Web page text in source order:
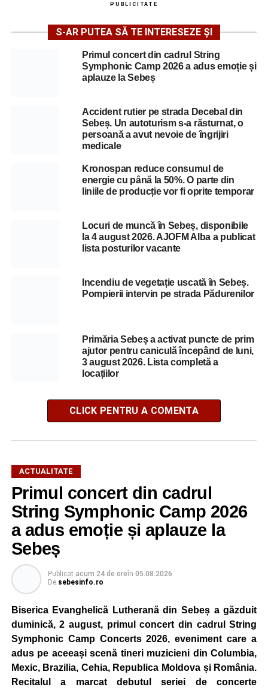
PUBLICITATE
S-AR PUTEA SĂ TE INTERESEZE ȘI
Primul concert din cadrul String
Symphonic Camp 2026 a adus emoție și
aplauze la Sebeș
Accident rutier pe strada Decebal din
Sebeș. Un autoturism s-a răsturnat, o
persoană a avut nevoie de îngrijiri
medicale
Kronospan reduce consumul de
energie cu până la 50%. O parte din
liniile de producție vor fi oprite temporar
Locuri de muncă în Sebeș, disponibile
la 4 august 2026. AJOFM Alba a publicat
lista posturilor vacante
Incendiu de vegetație uscată în Sebeș.
Pompierii intervin pe strada Pădurenilor
Primăria Sebeș a activat puncte de prim
ajutor pentru caniculă începând de luni,
3 august 2026. Lista completă a
locațiilor
CLICK PENTRU A COMENTA
ACTUALITATE
Primul concert din cadrul
String Symphonic Camp 2026
a adus emoție și aplauze la
Sebeș
Publicat acum 24 de oreîn 05.08.2026
De sebesinfo.ro
Biserica Evanghelică Lutherană din Sebeș a găzduit
duminică, 2 august, primul concert din cadrul String
Symphonic Camp Concerts 2026, eveniment care a
adus pe aceeași scenă tineri muzicieni din Columbia,
Mexic, Brazilia, Cehia, Republica Moldova și România.
Recitalul a marcat debutul seriei de concerte